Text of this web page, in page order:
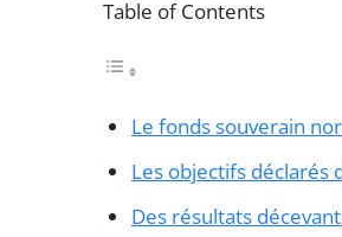
Table of Contents
Le fonds souverain
Les objectifs déclarés
Des résultats